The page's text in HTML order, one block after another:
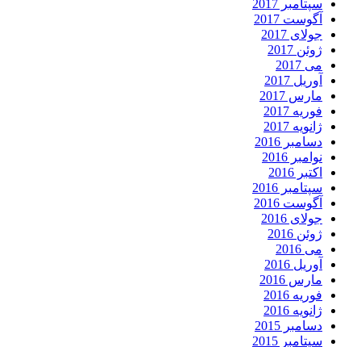
سپتامبر 2017
آگوست 2017
جولای 2017
ژوئن 2017
می 2017
آوریل 2017
مارس 2017
فوریه 2017
ژانویه 2017
دسامبر 2016
نوامبر 2016
اکتبر 2016
سپتامبر 2016
آگوست 2016
جولای 2016
ژوئن 2016
می 2016
آوریل 2016
مارس 2016
فوریه 2016
ژانویه 2016
دسامبر 2015
سپتامبر 2015